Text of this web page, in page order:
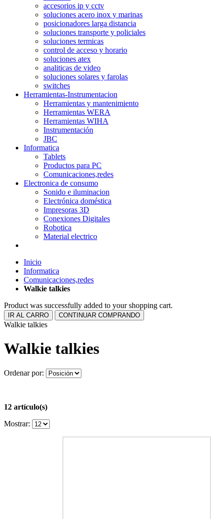
accesorios ip y cctv
soluciones acero inox y marinas
posicionadores larga distancia
soluciones transporte y policiales
soluciones termicas
control de acceso y horario
soluciones atex
analiticas de video
soluciones solares y farolas
switches
Herramientas-Instrumentacion
Herramientas y mantenimiento
Herramientas WERA
Herramientas WIHA
Instrumentación
JBC
Informatica
Tablets
Productos para PC
Comunicaciones,redes
Electronica de consumo
Sonido e iluminacion
Electrónica doméstica
Impresoras 3D
Conexiones Digitales
Robotica
Material electrico
Inicio
Informatica
Comunicaciones,redes
Walkie talkies
Product was successfully added to your shopping cart.
IR AL CARRO CONTINUAR COMPRANDO
Walkie talkies
Walkie talkies
Ordenar por:
12 artículo(s)
Mostrar: